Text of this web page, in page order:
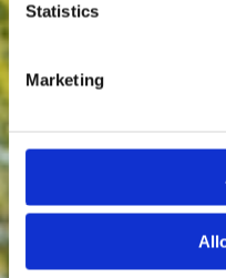
Statistics
Marketing